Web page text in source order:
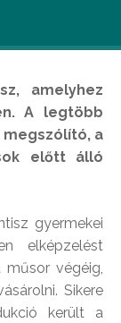
amelyhez
A legtöbb
a
előtt álló
gyermekei
elképzelést
végéig,
Sikere
került a